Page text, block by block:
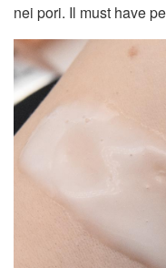
nei pori. Il must have